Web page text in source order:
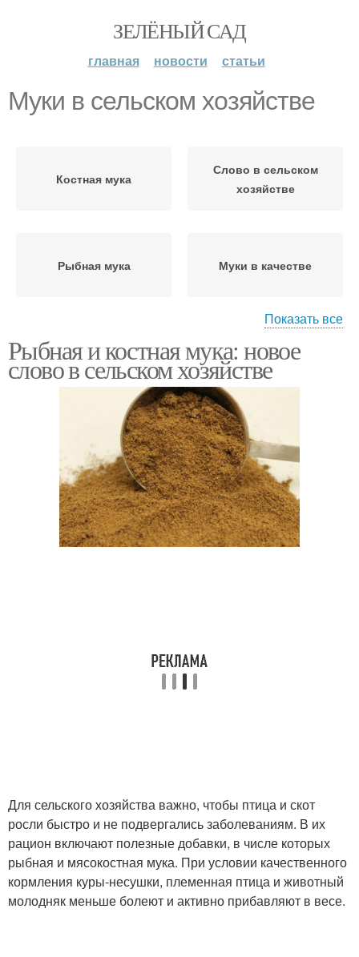
ЗЕЛЁНЫЙ САД
главная новости статьи
Муки в сельском хозяйстве
Костная мука
Слово в сельском
хозяйстве
Рыбная мука Муки в качестве
Мука в качестве Муки в почве
Мясокостная мука
Показать все
Рыбная и костная мука: новое
слово в сельском хозяйстве
Для сельского хозяйства важно, чтобы птица и скот
росли быстро и не подвергались заболеваниям. В их
рацион включают полезные добавки, в числе которых
рыбная и мясокостная мука. При условии качественного
кормления куры-несушки, племенная птица и животный
молодняк меньше болеют и активно прибавляют в весе.